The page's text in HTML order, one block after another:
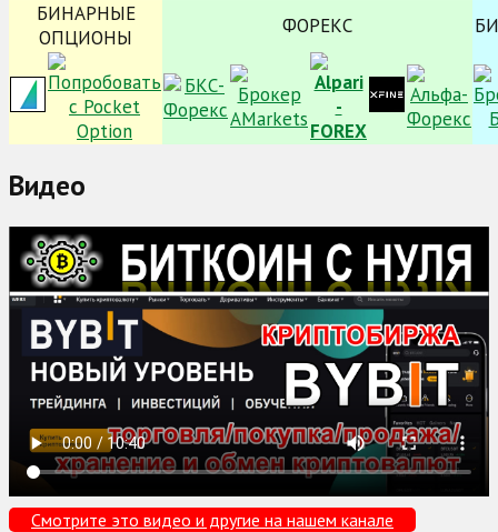
БИНАРНЫЕ
ОПЦИОНЫ
ФОРЕКС
Видео
Смотрите это видео и другие на нашем канале